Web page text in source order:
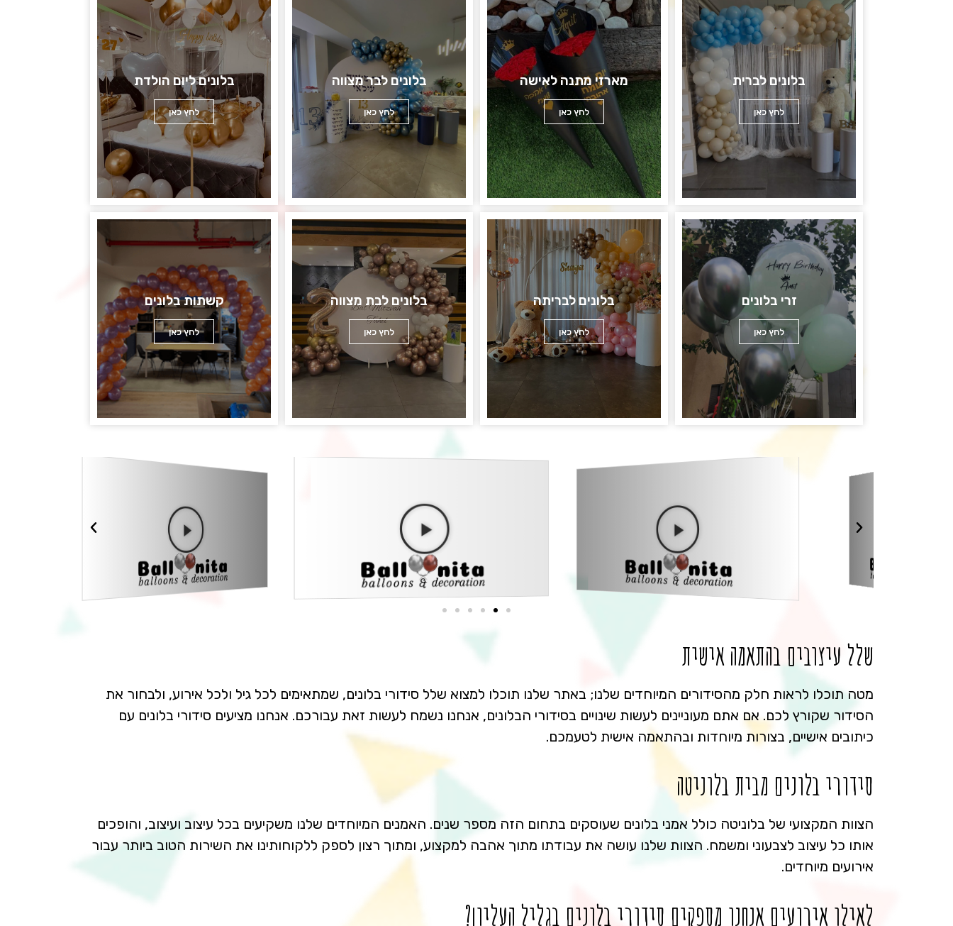
בלונים לברית
לחץ כאן
מארזי מתנה לאישה
לחץ כאן
בלונים לבר מצווה
לחץ כאן
בלונים ליום הולדת
לחץ כאן
זרי בלונים
לחץ כאן
בלונים לבריתה
לחץ כאן
בלונים לבת מצווה
לחץ כאן
קשתות בלונים
לחץ כאן
שלל עיצובים בהתאמה אישית
מטה תוכלו לראות חלק מהסידורים המיוחדים שלנו; באתר שלנו תוכלו למצוא שלל סידורי בלונים, שמתאימים לכל גיל ולכל אירוע, ולבחור את
הסידור שקורץ לכם. אם אתם מעוניינים לעשות שינויים בסידורי הבלונים, אנחנו נשמח לעשות זאת עבורכם. אנחנו מציעים סידורי בלונים עם
כיתובים אישיים, בצורות מיוחדות ובהתאמה אישית לטעמכם.
סידורי בלונים מבית בלוניטה
הצוות המקצועי של בלוניטה כולל אמני בלונים שעוסקים בתחום הזה מספר שנים. האמנים המיוחדים שלנו משקיעים בכל עיצוב ועיצוב, והופכים
אותו כל עיצוב לצבעוני ומשמח. הצוות שלנו עושה את עבודתו מתוך אהבה למקצוע, ומתוך רצון לספק ללקוחותינו את השירות הטוב ביותר עבור
אירועים מיוחדים.
לאילו אירועים אנחנו מספקים סידורי בלונים בגליל העליון?